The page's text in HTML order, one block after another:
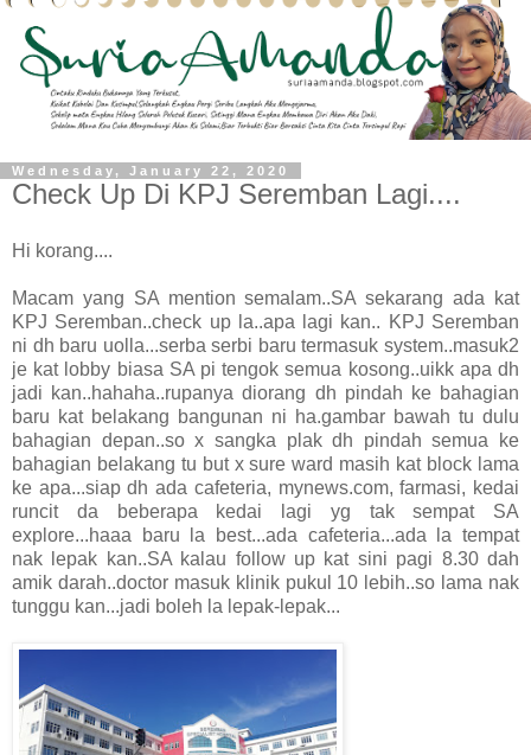
Wednesday, January 22, 2020
Check Up Di KPJ Seremban Lagi....
Hi korang....
Macam yang SA mention semalam..SA sekarang ada kat
KPJ Seremban..check up la..apa lagi kan.. KPJ Seremban
ni dh baru uolla...serba serbi baru termasuk system..masuk2
je kat lobby biasa SA pi tengok semua kosong..uikk apa dh
jadi kan..hahaha..rupanya diorang dh pindah ke bahagian
baru kat belakang bangunan ni ha.gambar bawah tu dulu
bahagian depan..so x sangka plak dh pindah semua ke
bahagian belakang tu but x sure ward masih kat block lama
ke apa...siap dh ada cafeteria, mynews.com, farmasi, kedai
runcit da beberapa kedai lagi yg tak sempat SA
explore...haaa baru la best...ada cafeteria...ada la tempat
nak lepak kan..SA kalau follow up kat sini pagi 8.30 dah
amik darah..doctor masuk klinik pukul 10 lebih..so lama nak
tunggu kan...jadi boleh la lepak-lepak...